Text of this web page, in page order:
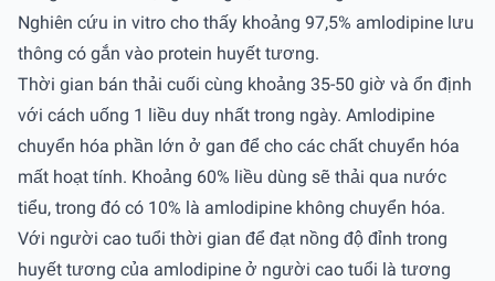
Nghiên cứu in vitro cho thấy khoảng 97,5% amlodipine lưu
thông có gắn vào protein huyết tương.
Thời gian bán thải cuối cùng khoảng 35-50 giờ và ổn định
với cách uống 1 liều duy nhất trong ngày. Amlodipine
chuyển hóa phần lớn ở gan để cho các chất chuyển hóa
mất hoạt tính. Khoảng 60% liều dùng sẽ thải qua nước
tiểu, trong đó có 10% là amlodipine không chuyển hóa.
Với người cao tuổi thời gian để đạt nồng độ đỉnh trong
huyết tương của amlodipine ở người cao tuổi là tương